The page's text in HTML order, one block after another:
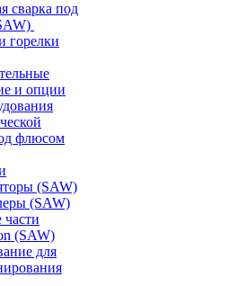
сварка под
горелки
и опции
флюсом
(SAW)
(SAW)
части
(SAW)
для